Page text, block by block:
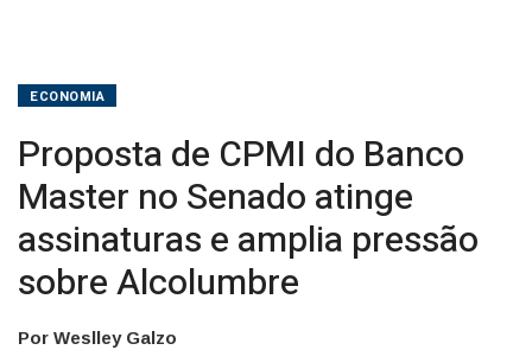
ECONOMIA
Proposta de CPMI do Banco
Master no Senado atinge
assinaturas e amplia pressão
sobre Alcolumbre
Por Weslley Galzo